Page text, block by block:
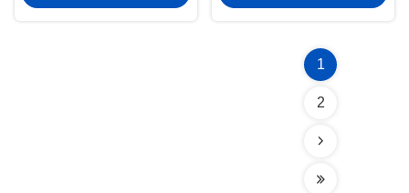
1
2